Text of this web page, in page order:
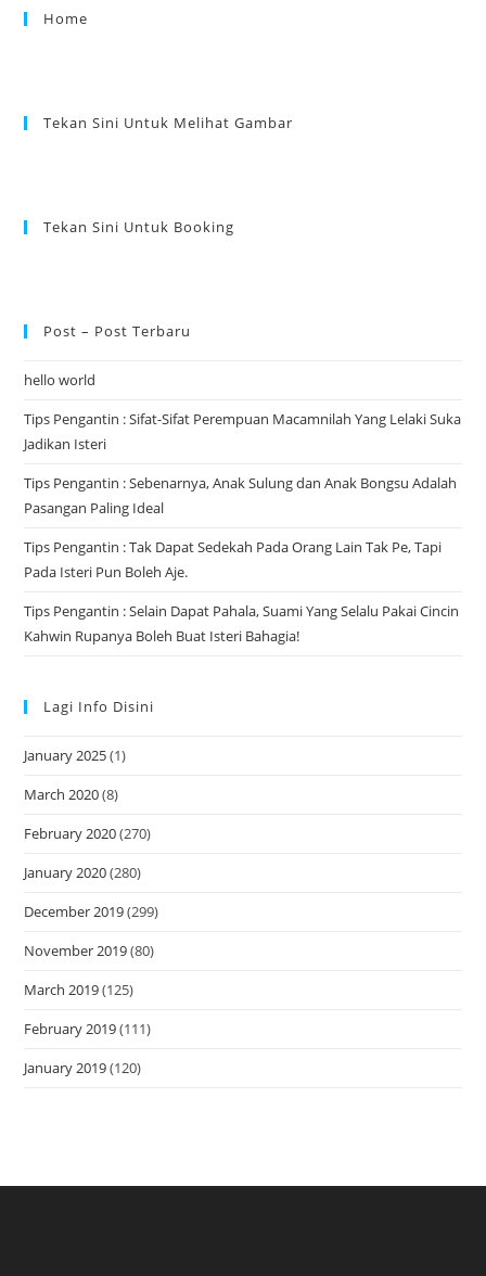
Home
Tekan Sini Untuk Melihat Gambar
Tekan Sini Untuk Booking
Post – Post Terbaru
hello world
Tips Pengantin : Sifat-Sifat Perempuan Macamnilah Yang Lelaki Suka
Jadikan Isteri
Tips Pengantin : Sebenarnya, Anak Sulung dan Anak Bongsu Adalah
Pasangan Paling Ideal
Tips Pengantin : Tak Dapat Sedekah Pada Orang Lain Tak Pe, Tapi
Pada Isteri Pun Boleh Aje.
Tips Pengantin : Selain Dapat Pahala, Suami Yang Selalu Pakai Cincin
Kahwin Rupanya Boleh Buat Isteri Bahagia!
Lagi Info Disini
January 2025(1)
March 2020(8)
February 2020(270)
January 2020(280)
December 2019(299)
November 2019(80)
March 2019(125)
February 2019(111)
January 2019(120)